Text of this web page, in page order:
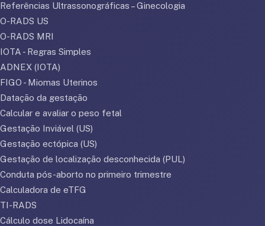
Referências Ultrassonográficas – Ginecologia
O-RADS US
O-RADS MRI
IOTA - Regras Simples
ADNEX (IOTA)
FIGO - Miomas Uterinos
Datação da gestação
Calcular e avaliar o peso fetal
Gestação Inviável (US)
Gestação ectópica (US)
Gestação de localização desconhecida (PUL)
Conduta pós-aborto no primeiro trimestre
Calculadora de eTFG
TI-RADS
Cálculo dose Lidocaína